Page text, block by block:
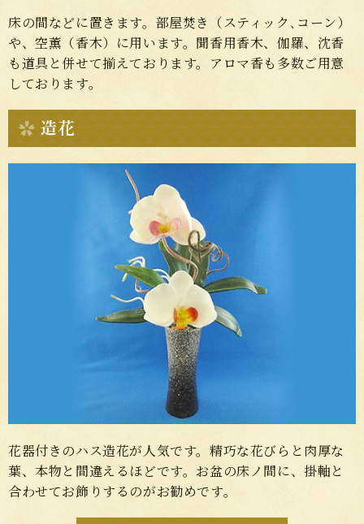
床の間などに置きます。部屋焚き（スティック､コーン）
や、空薫（香木）に用います。聞香用香木、伽羅、沈香
も道具と併せて揃えております。アロマ香も多数ご用意
しております。
造花
花器付きのハス造花が人気です。精巧な花びらと肉厚な
葉、本物と間違えるほどです。お盆の床ノ間に、掛軸と
合わせてお飾りするのがお勧めです。